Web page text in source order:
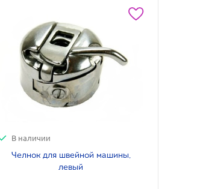
В наличии
Челнок для швейной машины,
левый